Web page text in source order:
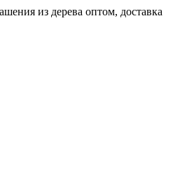
из дерева оптом, доставка